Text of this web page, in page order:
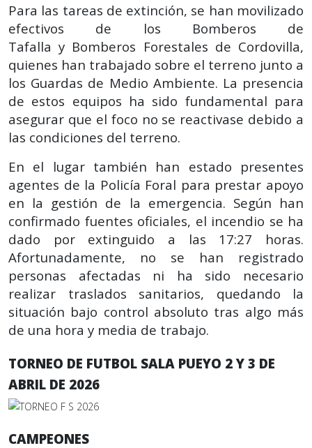
Para las tareas de extinción, se han movilizado
efectivos de los Bomberos de
Tafalla y Bomberos Forestales de Cordovilla,
quienes han trabajado sobre el terreno junto a
los Guardas de Medio Ambiente. La presencia
de estos equipos ha sido fundamental para
asegurar que el foco no se reactivase debido a
las condiciones del terreno.
En el lugar también han estado presentes
agentes de la Policía Foral para prestar apoyo
en la gestión de la emergencia. Según han
confirmado fuentes oficiales, el incendio se ha
dado por extinguido a las 17:27 horas.
Afortunadamente, no se han registrado
personas afectadas ni ha sido necesario
realizar traslados sanitarios, quedando la
situación bajo control absoluto tras algo más
de una hora y media de trabajo.
TORNEO DE FUTBOL SALA PUEYO 2 Y 3 DE
ABRIL DE 2026
CAMPEONES